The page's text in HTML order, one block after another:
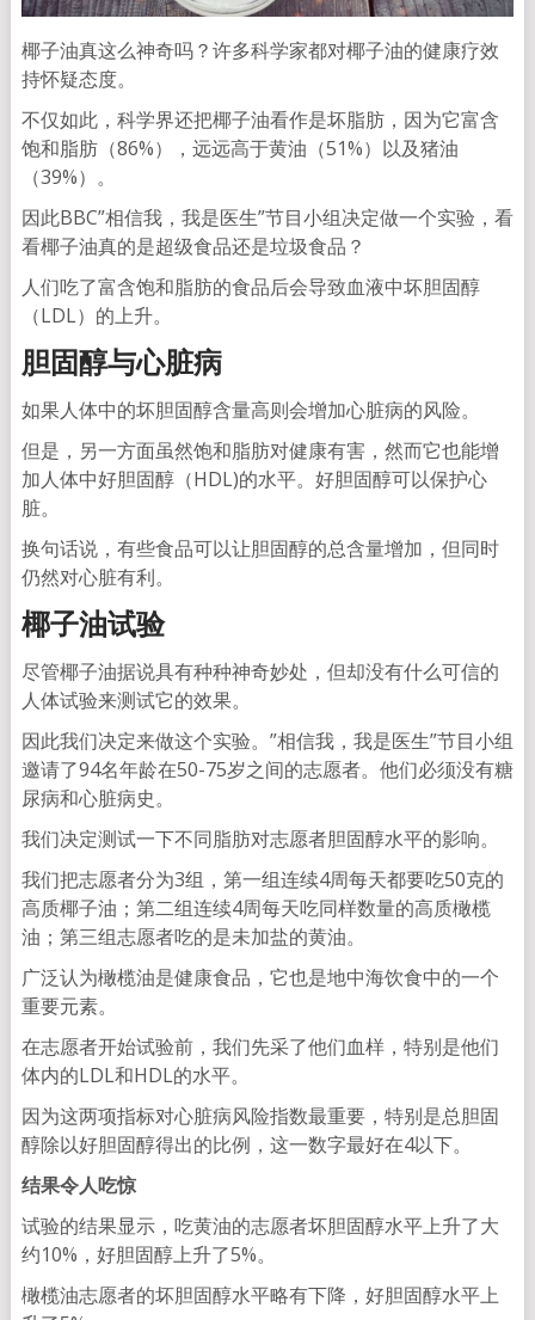
椰子油真这么神奇吗？许多科学家都对椰子油的健康疗效
持怀疑态度。
不仅如此，科学界还把椰子油看作是坏脂肪，因为它富含
饱和脂肪（86%），远远高于黄油（51%）以及猪油
（39%）。
因此BBC”相信我，我是医生”节目小组决定做一个实验，看
看椰子油真的是超级食品还是垃圾食品？
人们吃了富含饱和脂肪的食品后会导致血液中坏胆固醇
（LDL）的上升。
胆固醇与心脏病
如果人体中的坏胆固醇含量高则会增加心脏病的风险。
但是，另一方面虽然饱和脂肪对健康有害，然而它也能增
加人体中好胆固醇（HDL)的水平。好胆固醇可以保护心
脏。
换句话说，有些食品可以让胆固醇的总含量增加，但同时
仍然对心脏有利。
椰子油试验
尽管椰子油据说具有种种神奇妙处，但却没有什么可信的
人体试验来测试它的效果。
因此我们决定来做这个实验。”相信我，我是医生”节目小组
邀请了94名年龄在50-75岁之间的志愿者。他们必须没有糖
尿病和心脏病史。
我们决定测试一下不同脂肪对志愿者胆固醇水平的影响。
我们把志愿者分为3组，第一组连续4周每天都要吃50克的
高质椰子油；第二组连续4周每天吃同样数量的高质橄榄
油；第三组志愿者吃的是未加盐的黄油。
广泛认为橄榄油是健康食品，它也是地中海饮食中的一个
重要元素。
在志愿者开始试验前，我们先采了他们血样，特别是他们
体内的LDL和HDL的水平。
因为这两项指标对心脏病风险指数最重要，特别是总胆固
醇除以好胆固醇得出的比例，这一数字最好在4以下。
结果令人吃惊
试验的结果显示，吃黄油的志愿者坏胆固醇水平上升了大
约10%，好胆固醇上升了5%。
橄榄油志愿者的坏胆固醇水平略有下降，好胆固醇水平上